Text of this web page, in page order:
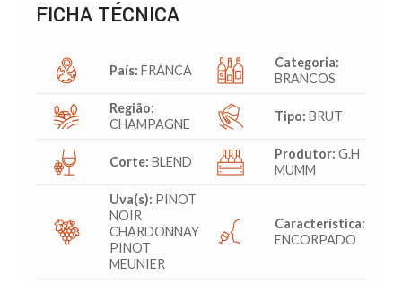
FICHA TÉCNICA
País: FRANCA
Categoria:
BRANCOS
Região:
CHAMPAGNE
Tipo: BRUT
Corte: BLEND
Produtor: G.H
MUMM
Uva(s): PINOT
NOIR
CHARDONNAY
PINOT
MEUNIER
Característica:
ENCORPADO